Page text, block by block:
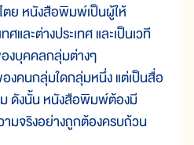
ย หนังสือพิมพ์เป็นผู้ให้
และต่างประเทศ และเป็นเวที
งบุคคลกลุ่มต่างๆ
งคนกลุ่มใดกลุ่มหนึ่ง แต่เป็นสื่อ
ดังนั้น หนังสือพิมพ์ต้องมี
ามจริงอย่างถูกต้องครบถ้วน